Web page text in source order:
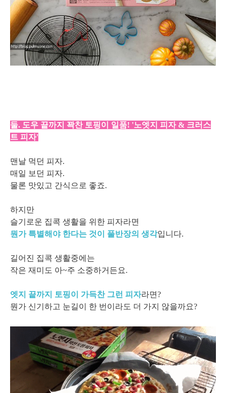
둘. 도우 끝까지 꽉찬 토핑이 일품! '노엣지 피자 & 크러스
트 피자'
맨날 먹던 피자.
매일 보던 피자.
물론 맛있고 간식으로 좋죠.
하지만
슬기로운 집콕 생활을 위한 피자라면
뭔가 특별해야 한다는 것이 풀반장의 생각입니다.
길어진 집콕 생활중에는
작은 재미도 아~주 소중하거든요.
엣지 끝까지 토핑이 가득찬 그런 피자라면?
뭔가 신기하고 눈길이 한 번이라도 더 가지 않을까요?